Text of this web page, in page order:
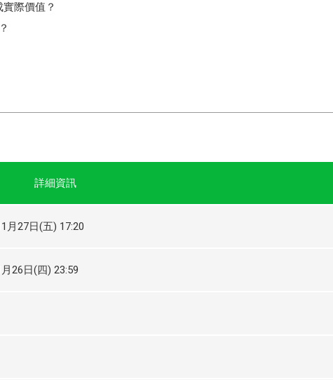
際價值？
詳細資訊
月27日(五) 17:20
26日(四) 23:59